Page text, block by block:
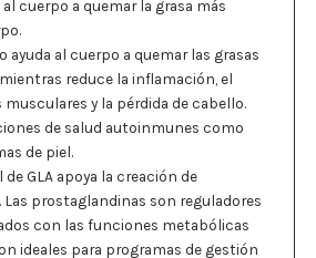
al cuerpo a quemar la grasa más
ayuda al cuerpo a quemar las grasas
reduce la inflamación, el
y la pérdida de cabello.
de salud autoinmunes como
de piel.
GLA apoya la creación de
prostaglandinas son reguladores
con las funciones metabólicas
ideales para programas de gestión